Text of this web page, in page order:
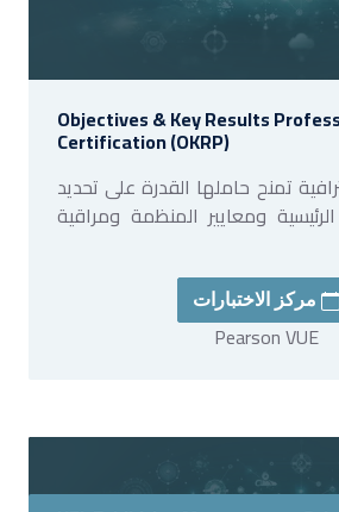
Objectives & Key Results
Certification (OKRP)
تمنح حاملها القدرة على تحديد
ومعايير المنظمة ومراقية
مركز الاختبارات
Pearson VUE